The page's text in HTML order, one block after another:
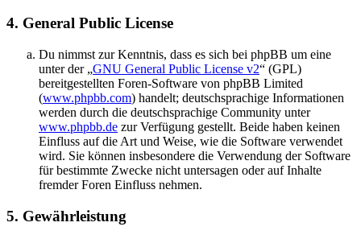
4. General Public License
Du nimmst zur Kenntnis, dass es sich bei phpBB um eine
unter der „GNU General Public License v2“ (GPL)
bereitgestellten Foren-Software von phpBB Limited
(www.phpbb.com) handelt; deutschsprachige Informationen
werden durch die deutschsprachige Community unter
www.phpbb.de zur Verfügung gestellt. Beide haben keinen
Einfluss auf die Art und Weise, wie die Software verwendet
wird. Sie können insbesondere die Verwendung der Software
für bestimmte Zwecke nicht untersagen oder auf Inhalte
fremder Foren Einfluss nehmen.
5. Gewährleistung